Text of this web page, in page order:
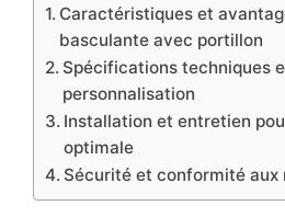
Caractéristiques et
basculante avec portillon
Spécifications techniques
personnalisation
Installation et entretien
optimale
Sécurité et conformité aux